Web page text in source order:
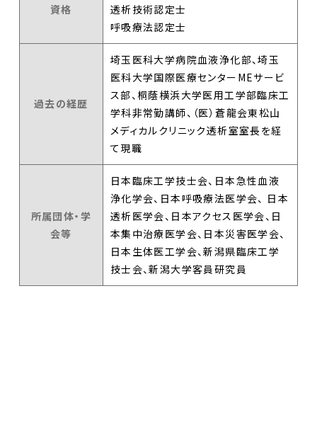
資格
透析技術認定士
呼吸療法認定士
過去の経歴
埼玉医科大学病院血液浄化部、埼玉
医科大学国際医療センターMEサービ
ス部、桐蔭横浜大学医用工学部臨床工
学科非常勤講師、（医）蒼龍会東松山
メディカルクリニック透析室室長を経
て現職
所属団体・学
会等
日本臨床工学技士会、日本急性血液
浄化学会、日本呼吸療法医学会、 日本
透析医学会、日本アクセス医学会、日
本集中治療医学会、日本災害医学会、
日本生体医工学会、新潟県臨床工学
技士会、新潟大学客員研究員